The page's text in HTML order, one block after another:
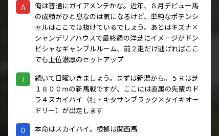
A
俺は普通にガイアメンテかな。近年、８月デビュー馬
の成績がひと息なのは気になるけど、単純なポテンシ
ャルはここでは抜けているでしょう。あとはキズナ×
シャンデリアハウスで最終週の洋芝にイメージがドン
ピシャなギャンブルルーム、前２走だけ逃げればここ
でも上位濃厚のセットアップ
I
続いて日曜いきましょう。まずは新潟から。５Ｒは芝
１８００ｍの新馬戦ですが、ここには直属の先輩のド
ラ４スカイハイ（牡・キタサンブラック×タイキオー
ドリー）が出走します
O 本命はスカイハイ。根拠は関西馬